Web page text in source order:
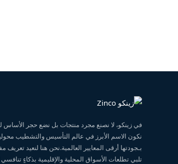
في زينكو، لا نصنع مجرد منتجات بل نضع حجر
نكون الاسم الأبرز في عالم التأسيس والتشطيب
بـجودتها أرقى المعايير العالمية.نحن هنا لنعيد
تلبي تطلعات الأسواق المحلية والإقليمية بذكاءٍ